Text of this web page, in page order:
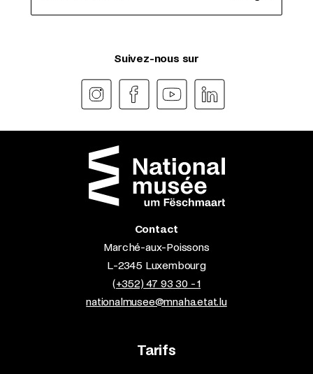
Suivez-nous sur
Contact
Marché-aux-Poissons
L-2345 Luxembourg
(+352) 47 93 30 - 1
nationalmusee@mnaha.etat.lu
Tarifs